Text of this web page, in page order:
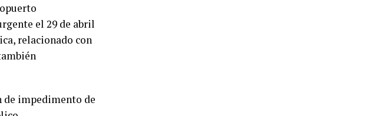
el 29 de abril
relacionado con
de impedimento de